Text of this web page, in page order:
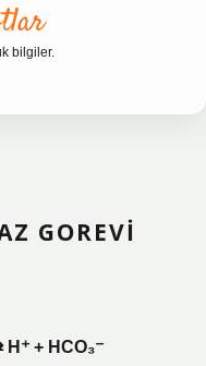
bilgiler.
GOREVI
H⁺ + HCO₃⁻